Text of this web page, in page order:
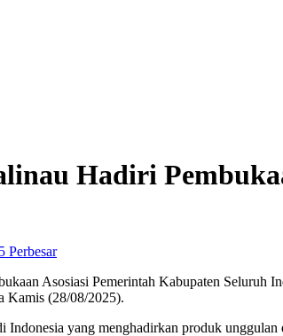
Hadiri
Perbesar
Asosiasi Pemerintah Kabupaten Seluruh
Kamis (28/08/2025).
yang menghadirkan produk unggulan